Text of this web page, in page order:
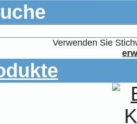
Verwenden Sie